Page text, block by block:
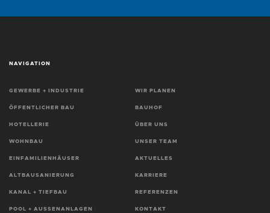
NAVIGATION
GEWERBE + INDUSTRIE
ÖFFENTLICHER BAU
HOTELLERIE
WOHNBAU
EINFAMILIENHÄUSER
ALTBAUSANIERUNG
KANAL + TIEFBAU
POOL + AUSSENANLAGEN
WIR PLANEN
BAUHOF
ÜBER UNS
UNSER TEAM
AKTUELLES
KARRIERE
REFERENZEN
KONTAKT